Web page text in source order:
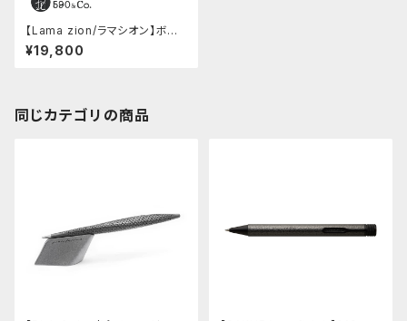
【Lama zion/ラマシオン】ボルト
アクションボールペン Gate811
（チタン）
¥19,800
同じカテゴリの商品